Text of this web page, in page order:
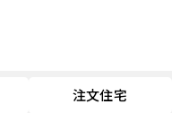
注文住宅